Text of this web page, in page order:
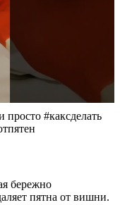
#каксделать
бережно
пятна от вишни.